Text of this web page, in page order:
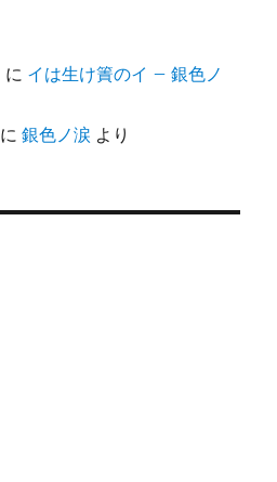
に イは生け簀のイ – 銀色ノ
に銀色ノ涙 より